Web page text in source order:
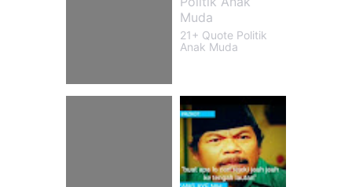
53+ Kata Untuk
21+ Quote Politik
Anak Muda